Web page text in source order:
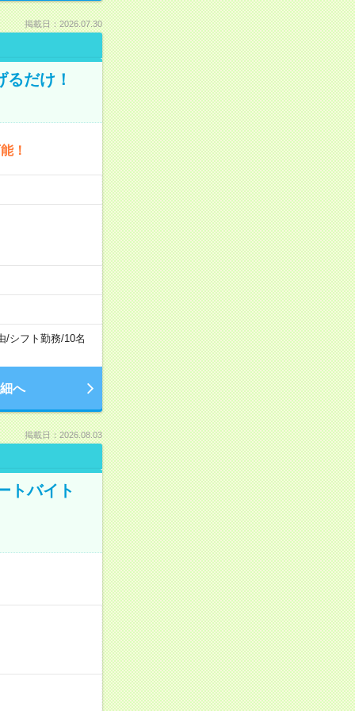
掲載日：2026.07.30
だけ！
！
/シフト勤務/10名
へ
掲載日：2026.08.03
トバイト